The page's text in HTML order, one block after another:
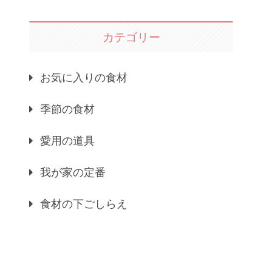
カテゴリー
お気に入りの食材
季節の食材
愛用の道具
我が家の定番
食材の下ごしらえ